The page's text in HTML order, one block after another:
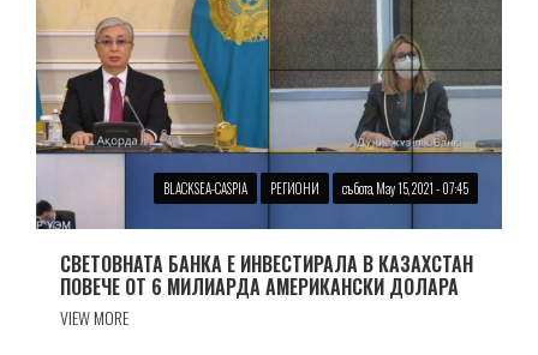
BLACKSEA-CASPIA РЕГИОНИ събота, May 15, 2021 - 07:45
СВЕТОВНАТА БАНКА Е ИНВЕСТИРАЛА В КАЗАХСТАН
ПОВЕЧЕ ОТ 6 МИЛИАРДА АМЕРИКАНСКИ ДОЛАРА
VIEW MORE